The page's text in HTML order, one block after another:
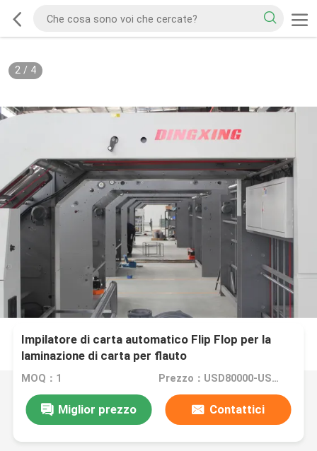
2/ 4
Impilatore di carta automatico Flip Flop per la
laminazione di carta per flauto
MOQ：1 Prezzo：USD80000-USD150000
Miglior prezzo Contattici